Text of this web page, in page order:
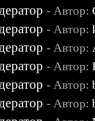
- Автор:
- Автор:
- Автор:
- Автор:
- Автор:
- Автор: